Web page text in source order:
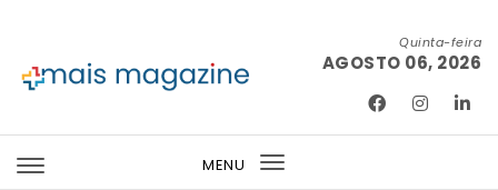
Quinta-feira
AGOSTO 06, 2026
MENU
Toggle